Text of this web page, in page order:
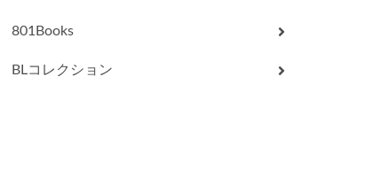
801Books
BLコレクション